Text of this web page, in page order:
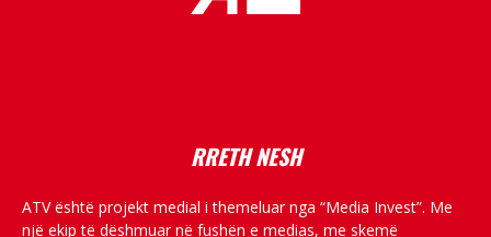
RRETH NESH
ATV është projekt medial i themeluar nga “Media Invest”. Me
një ekip të dëshmuar në fushën e medias, me skemë